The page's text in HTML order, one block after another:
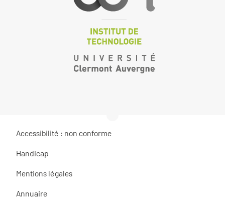
Accessibilité : non conforme
Handicap
Mentions légales
Annuaire